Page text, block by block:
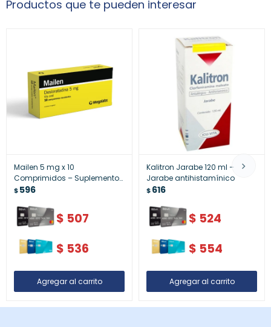
Productos que te pueden interesar
Mailen 5 mg x 10
Comprimidos – Suplemento
Nutricional
$596
$ 507
$ 536
Kalitron Jarabe 120 ml –
Jarabe antihistamínico
$616
$ 524
$ 554